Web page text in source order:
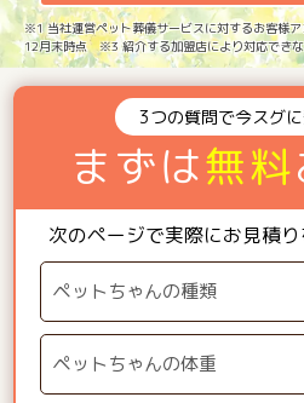
※1 当社運営ペット葬儀サービスに対するお客様
12月末時点 ※3 紹介する加盟店により対応できな
3つの質問で今スグ
まずは無料
次のページで実際にお見積